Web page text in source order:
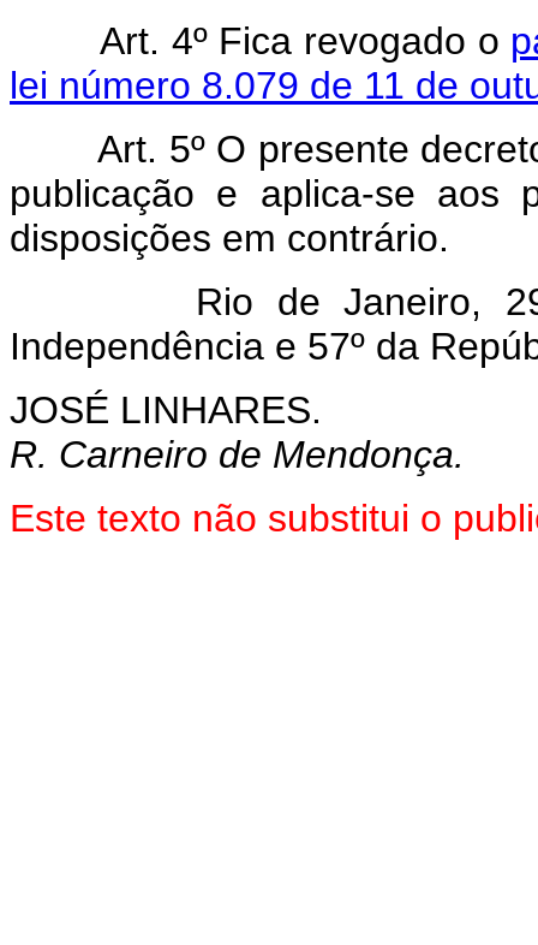
Art. 4º Fica revogado o
lei número 8.079 de 11 de
Art. 5º O presente
publicação e aplica-se aos
disposições em contrário.
Rio de Janeiro, 29 de
Independência e 57º da
JOSÉ LINHARES.
R. Carneiro de Mendonça.
Este texto não substitui o